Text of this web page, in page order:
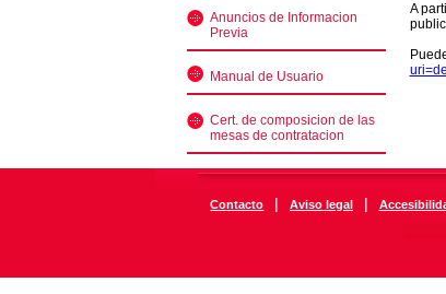
Anuncios de Informacion
Previa
Manual de Usuario
Cert. de composicion de las
mesas de contratacion
A
Contacto | Aviso legal |